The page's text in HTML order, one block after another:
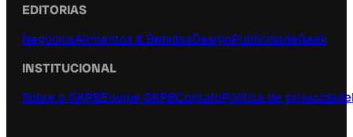
EDITORIAS
NegóciosAlimentos & BebidasDesignPublicidadeGeek
INSTITUCIONAL
Sobre o GKPBEquipe GKPBContatoPolítica de privacidade